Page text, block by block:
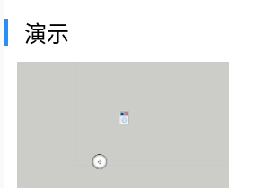
演示